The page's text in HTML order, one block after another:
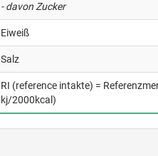
- davon Zucker
Eiweiß
Salz
RI (reference intakte) =
kj/2000kcal)